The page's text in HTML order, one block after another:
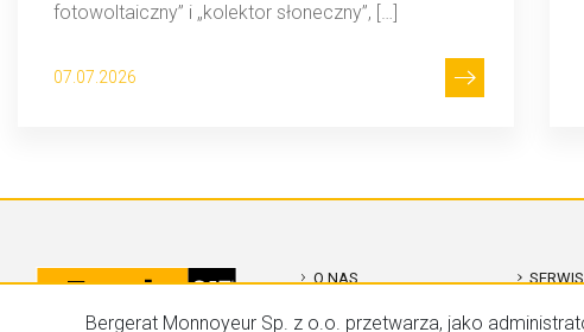
fotowoltaiczny” i „kolektor słoneczny”, […]
07.07.2026
O NAS
KONTAKT
Bergerat Monnoyeur Sp. z o.o. przetwarza, jako